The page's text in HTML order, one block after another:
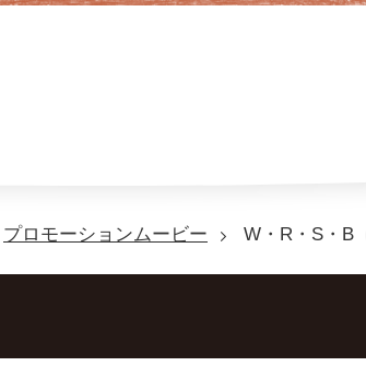
プロモーションムービー W・R・S・B